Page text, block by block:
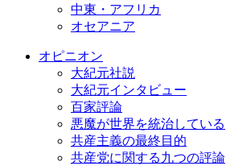
中東・アフリカ
オセアニア
オピニオン
大紀元社説
大紀元インタビュー
百家評論
悪魔が世界を統治している
共産主義の最終目的
共産党に関する九つの評論